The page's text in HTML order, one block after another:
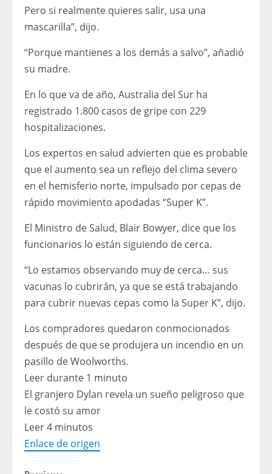
Pero si realmente quieres salir, usa una
mascarilla”, dijo.
“Porque mantienes a los demás a salvo”, añadió
su madre.
En lo que va de año, Australia del Sur ha
registrado 1.800 casos de gripe con 229
hospitalizaciones.
Los expertos en salud advierten que es probable
que el aumento sea un reflejo del clima severo
en el hemisferio norte, impulsado por cepas de
rápido movimiento apodadas “Super K”.
El Ministro de Salud, Blair Bowyer, dice que los
funcionarios lo están siguiendo de cerca.
“Lo estamos observando muy de cerca… sus
vacunas lo cubrirán, ya que se está trabajando
para cubrir nuevas cepas como la Super K”, dijo.
Los compradores quedaron conmocionados
después de que se produjera un incendio en un
pasillo de Woolworths.
Leer durante 1 minuto
El granjero Dylan revela un sueño peligroso que
le costó su amor
Leer 4 minutos
Enlace de origen